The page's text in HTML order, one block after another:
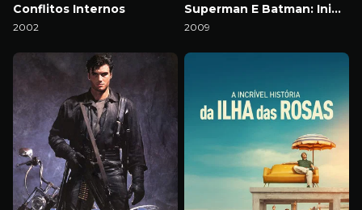
Conflitos Internos
2002
Superman E Batman: Inimigos Públicos
2009